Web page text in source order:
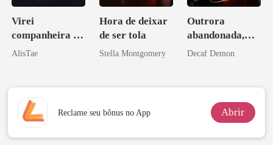
Virei
companheira do
irmão de meu
AlisTae
Hora de deixar
de ser tola
Stella Montgomery
Outrora
abandonada,
agora intocável
Decaf Demon
Reclame seu bônus no App Abrir